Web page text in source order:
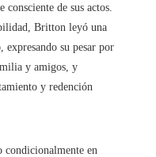
de sus actos.
Britton leyó una
su pesar por
y amigos, y
y redención
en